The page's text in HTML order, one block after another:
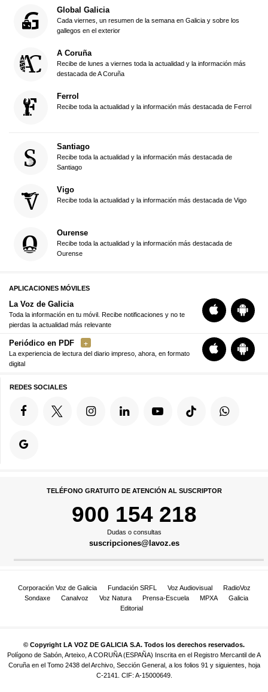
Global Galicia
Cada viernes, un resumen de la semana en Galicia y sobre los
gallegos en el exterior
A Coruña
Recibe de lunes a viernes toda la actualidad y la información más
destacada de A Coruña
Ferrol
Recibe toda la actualidad y la información más destacada de Ferrol
Santiago
Recibe toda la actualidad y la información más destacada de
Santiago
Vigo
Recibe toda la actualidad y la información más destacada de Vigo
Ourense
Recibe toda la actualidad y la información más destacada de
Ourense
APLICACIONES MÓVILES
La Voz de Galicia
Toda la información en tu móvil. Recibe notificaciones y no te
pierdas la actualidad más relevante
Periódico en PDF
La experiencia de lectura del diario impreso, ahora, en formato
digital
REDES SOCIALES
TELÉFONO GRATUITO DE ATENCIÓN AL SUSCRIPTOR
900 154 218
Dudas o consultas
suscripciones@lavoz.es
Corporación Voz de Galicia Fundación SRFL Voz Audiovisual
RadioVoz
Sondaxe
Canalvoz Voz Natura Prensa-Escuela MPXA
Galicia
Editorial
© Copyright LA VOZ DE GALICIA S.A. Todos los derechos reservados.
Polígono de Sabón, Arteixo, A CORUÑA (ESPAÑA) Inscrita en el Registro Mercantil de A
Coruña en el Tomo 2438 del Archivo, Sección General, a los folios 91 y siguientes, hoja
C-2141. CIF: A-15000649.